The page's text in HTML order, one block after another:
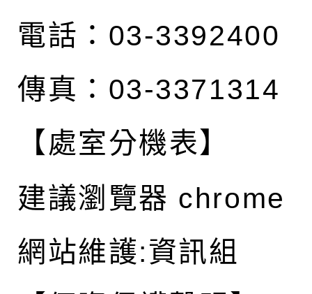
電話：03-3392400
傳真：03-3371314
【處室分機表】
建議瀏覽器 chrome
網站維護:資訊組